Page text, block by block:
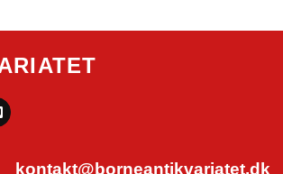
kontakt@borneantikvariatet.dk